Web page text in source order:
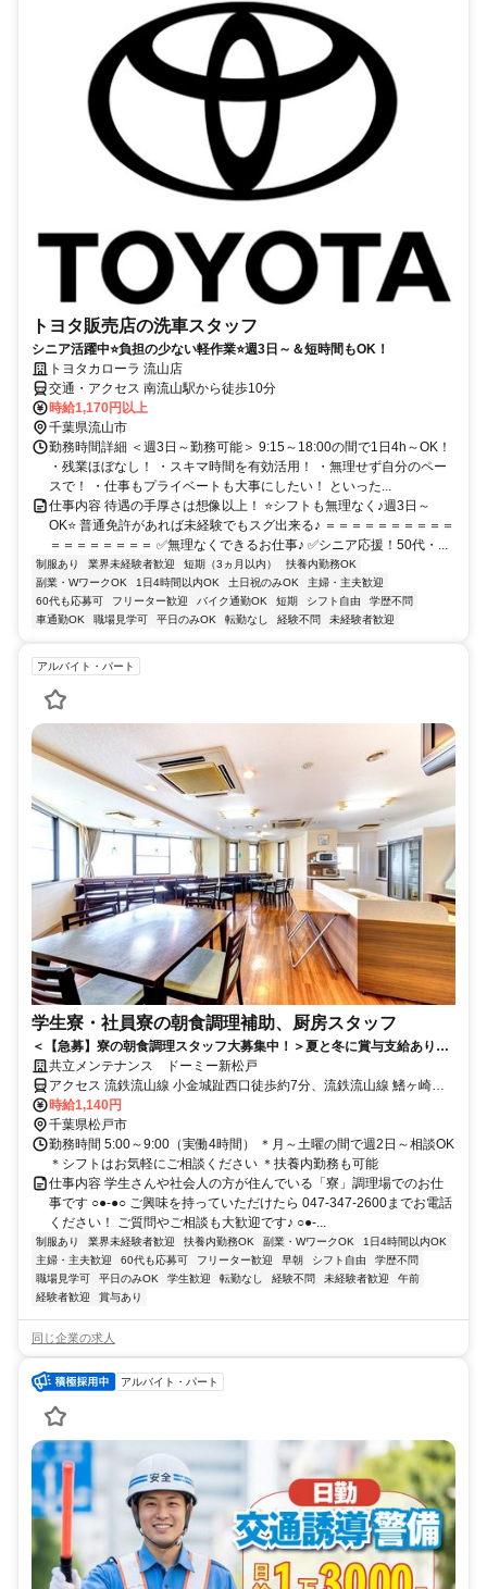
トヨタ販売店の洗車スタッフ
シニア活躍中⭐負担の少ない軽作業⭐週3日～＆短時間もOK！
トヨタカローラ 流山店
交通・アクセス 南流山駅から徒歩10分
時給1,170円以上
千葉県流山市
勤務時間詳細 ＜週3日～勤務可能＞ 9:15～18:00の間で1日4h～OK！
・残業ほぼなし！ ・スキマ時間を有効活用！ ・無理せず自分のペー
スで！ ・仕事もプライベートも大事にしたい！ といった...
仕事内容 待遇の手厚さは想像以上！ ⭐シフトも無理なく♪週3日～
OK⭐ 普通免許があれば未経験でもスグ出来る♪ ＝＝＝＝＝＝＝＝＝＝
＝＝＝＝＝＝＝＝ ✅無理なくできるお仕事♪ ✅シニア応援！50代・...
制服あり 業界未経験者歓迎 短期（3ヵ月以内）
扶養内勤務OK
副業・WワークOK
1日4時間以内OK 土日祝のみOK
主婦・主夫歓迎
60代も応募可
フリーター歓迎 バイク通勤OK 短期 シフト自由
学歴不問
車通勤OK
職場見学可 平日のみOK 転勤なし 経験不問 未経験者歓迎
アルバイト・パート
学生寮・社員寮の朝食調理補助、厨房スタッフ
＜【急募】寮の朝食調理スタッフ大募集中！＞夏と冬に賞与支給あり★
未経験大歓迎♪早朝のスキマ時間でOK！
共立メンテナンス ドーミー新松戸
アクセス 流鉄流山線 小金城趾西口徒歩約7分、流鉄流山線 鰭ヶ崎徒
歩約11分、ＪＲ武蔵野常磐連絡線 南流山北口徒歩約13分
時給1,140円
千葉県松戸市
勤務時間 5:00～9:00（実働4時間） ＊月～土曜の間で週2日～相談OK
＊シフトはお気軽にご相談ください ＊扶養内勤務も可能
仕事内容 学生さんや社会人の方が住んでいる「寮」調理場でのお仕
事です ○●-●○ ご興味を持っていただけたら 047-347-2600までお電話
ください！ ご質問やご相談も大歓迎です♪ ○●-...
制服あり 業界未経験者歓迎 扶養内勤務OK 副業・WワークOK
1日4時間以内OK
主婦・主夫歓迎
60代も応募可 フリーター歓迎 早朝 シフト自由
学歴不問
職場見学可
平日のみOK 学生歓迎 転勤なし 経験不問 未経験者歓迎
午前
経験者歓迎
賞与あり
同じ企業の求人
アルバイト・パート